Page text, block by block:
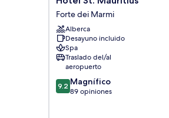
St.
Mauritius
Forte
dei
Marmi
Forte dei Marmi
Alberca
Desayuno incluido
Spa
Traslado del/al
aeropuerto
9.2
de
9.2 Magnífico
89 opiniones